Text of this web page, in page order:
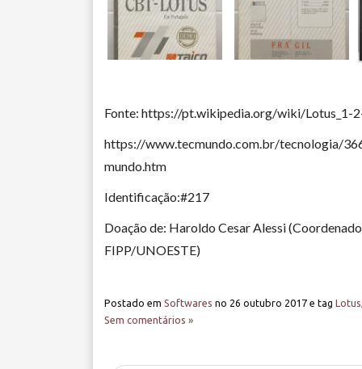
Fonte: https://pt.wikipedia.org/wiki/Lotus_1-
https://www.tecmundo.com.br/tecnologia/
mundo.htm
Identificação:#217
Doação de: Haroldo Cesar Alessi
FIPP/UNOESTE)
Postado em Softwares no 26 outubro 2017e tag Lotus
Sem comentários »